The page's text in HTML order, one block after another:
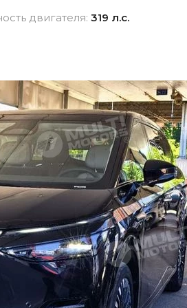
для
лицам в
все
Показать все
двигателя: 319 л.с.